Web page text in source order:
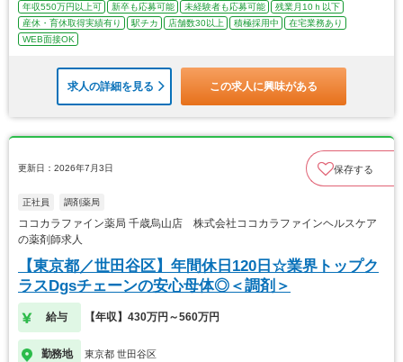
年収550万円以上可 新卒も応募可能 未経験者も応募可能
残業月10ｈ以下
産休・育休取得実績有り
駅チカ 店舗数30以上 積極採用中
在宅業務あり
WEB面接OK
求人の詳細を見る この求人に興味がある
更新日：2026年7月3日 保存する
正社員 調剤薬局
ココカラファイン薬局 千歳烏山店 株式会社ココカラファインヘルスケア
の薬剤師求人
【東京都／世田谷区】年間休日120日☆業界トップク
ラスDgsチェーンの安心母体◎＜調剤＞
給与 【年収】430万円～560万円
勤務地 東京都 世田谷区